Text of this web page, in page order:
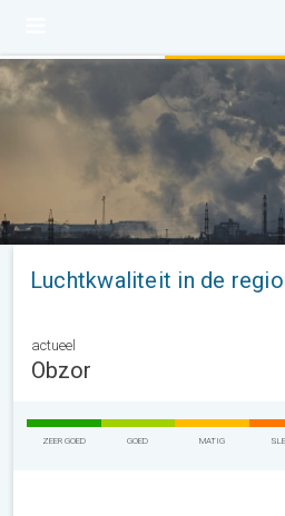
Luchtkwaliteit in de
actueel
Obzor
ZEER GOED GOED MATIG